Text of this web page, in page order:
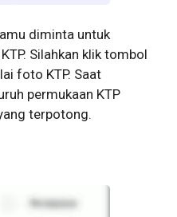
diminta untuk
Silahkan klik tombol
foto KTP. Saat
permukaan KTP
terpotong.